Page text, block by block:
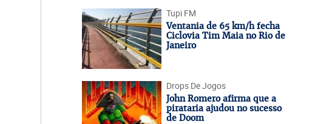
Tupi FM
Ventania de 65 km/h fecha
Ciclovia Tim Maia no Rio de
Janeiro
Drops De Jogos
John Romero afirma que a
pirataria ajudou no sucesso
de Doom